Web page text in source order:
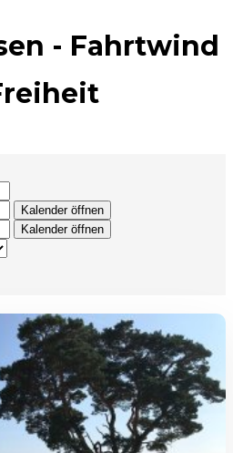
- Fahrtwind
Kalender öffnen
Kalender öffnen